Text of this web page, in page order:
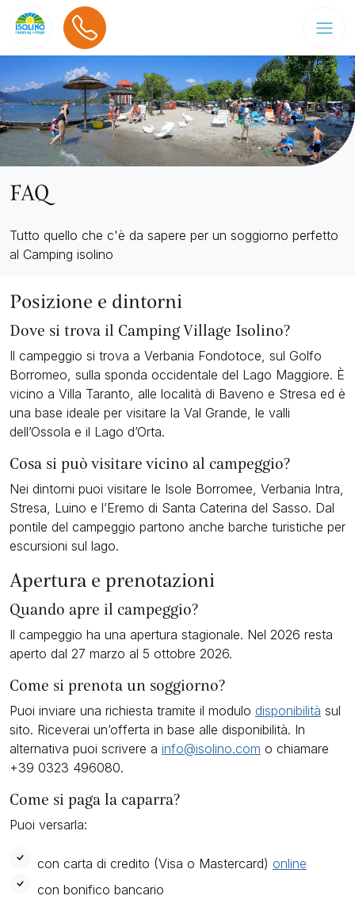
FAQ
Tutto quello che c'è da sapere per un soggiorno perfetto
al Camping isolino
Posizione e dintorni
Dove si trova il Camping Village Isolino?
Il campeggio si trova a Verbania Fondotoce, sul Golfo
Borromeo, sulla sponda occidentale del Lago Maggiore. È
vicino a Villa Taranto, alle località di Baveno e Stresa ed è
una base ideale per visitare la Val Grande, le valli
dell’Ossola e il Lago d’Orta.
Cosa si può visitare vicino al campeggio?
Nei dintorni puoi visitare le Isole Borromee, Verbania Intra,
Stresa, Luino e l’Eremo di Santa Caterina del Sasso. Dal
pontile del campeggio partono anche barche turistiche per
escursioni sul lago.
Apertura e prenotazioni
Quando apre il campeggio?
Il campeggio ha una apertura stagionale. Nel 2026 resta
aperto dal 27 marzo al 5 ottobre 2026.
Come si prenota un soggiorno?
Puoi inviare una richiesta tramite il modulo disponibilità sul
sito. Riceverai un’offerta in base alle disponibilità. In
alternativa puoi scrivere a info@isolino.com o chiamare
+39 0323 496080.
Come si paga la caparra?
Puoi versarla:
con carta di credito (Visa o Mastercard) online
con bonifico bancario